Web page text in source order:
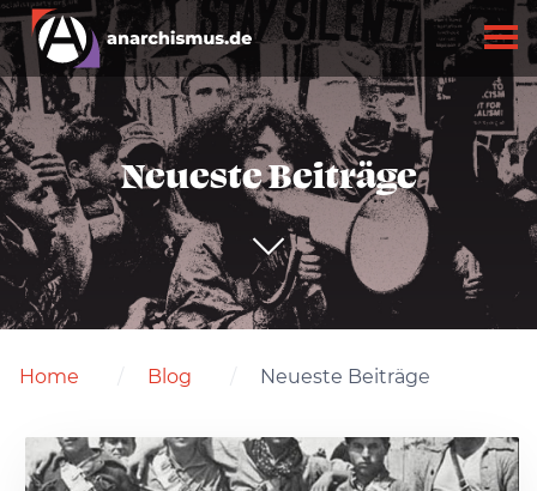
Neueste Beiträge
Home Blog Neueste Beiträge